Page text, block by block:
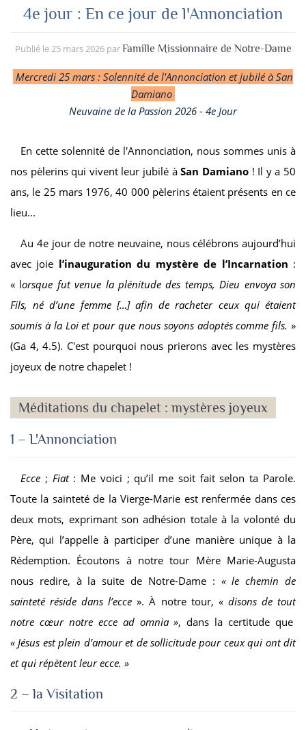
4e jour : En ce jour de l'Annonciation
Publié le25 mars 2026 parFamille Missionnaire de Notre-Dame
Mercredi 25 mars : Solennité de l'Annonciation et jubilé à San
Damiano
Neuvaine de la Passion 2026 - 4e Jour
En cette solennité de l'Annonciation, nous sommes unis à
nos pèlerins qui vivent leur jubilé àSan Damiano! Il y a 50
ans, le 25 mars 1976, 40 000 pèlerins étaient présents en ce
lieu...
Au 4ejour de notre neuvaine, nous célébrons aujourd’hui
avec joie l’inauguration du mystère de l’Incarnation :
« lorsque fut venue la plénitude des temps, Dieu envoya son
Fils, né d’une femme […] afin de racheter ceux qui étaient
soumis à la Loi et pour que nous soyons adoptés comme fils. »
(Ga 4, 4.5). C'est pourquoi nous prierons avec les mystères
joyeux de notre chapelet !
Méditations du chapelet : mystères joyeux
1 – L'Annonciation
Ecce ; Fiat: Me voici ; qu’il me soit fait selon ta Parole.
Toute la sainteté de la Vierge-Marie est renfermée dans ces
deux mots, exprimant son adhésion totale à la volonté du
Père, qui l’appelle à participer d’une manière unique à la
Rédemption. Écoutons à notre tour Mère Marie-Augusta
nous redire, à la suite de Notre-Dame : « le chemin de
sainteté réside dans l’ecce». À notre tour, « disons de tout
notre cœur notreecce ad omnia », dans la certitude que
« Jésus est plein d’amour et de sollicitude pour ceux qui ont dit
et qui répètent leur ecce. »
2 – la Visitation